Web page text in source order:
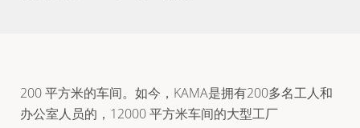
200 平方米的车间。如今，KAMA是拥有200多名工人和
办公室人员的，12000 平方米车间的大型工厂